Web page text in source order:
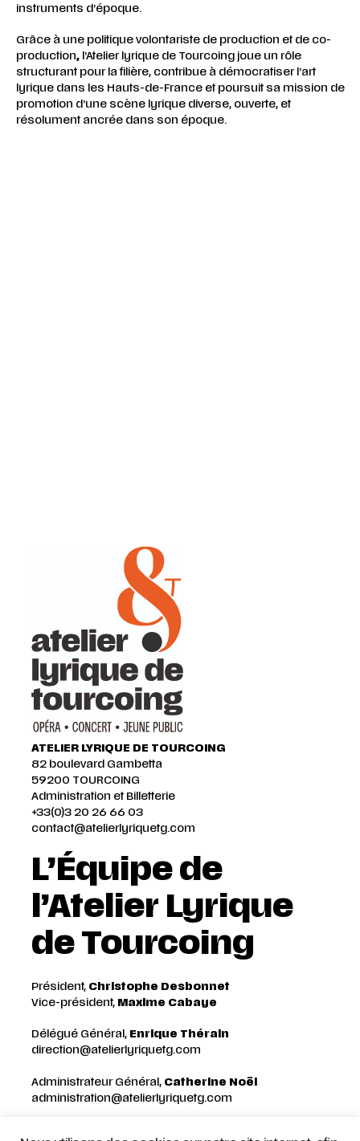
instruments d’époque.
Grâce à une politique volontariste de production et de co-
production,l’Atelier lyrique de Tourcoing joue un rôle
structurant pour la filière, contribue à démocratiser l’art
lyrique dans les Hauts-de-France et poursuit sa mission de
promotion d’une scène lyrique diverse, ouverte, et
résolument ancrée dans son époque.
ATELIER LYRIQUE DE TOURCOING
82 boulevard Gambetta
59200 TOURCOING
Administration et Billetterie
+33(0)3 20 26 66 03
contact@atelierlyriquetg.com
L’Équipe de
l’Atelier Lyrique
de Tourcoing
Président, Christophe Desbonnet
Vice-président, Maxime Cabaye
Délégué Général, Enrique Thérain
direction@atelierlyriquetg.com
Administrateur Général, Catherine Noël
administration@atelierlyriquetg.com